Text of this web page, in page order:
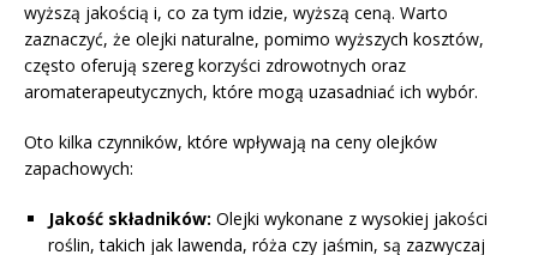
wyższą jakością i, co za tym idzie, wyższą ceną. Warto
zaznaczyć, że olejki naturalne, pomimo wyższych kosztów,
często oferują szereg korzyści zdrowotnych oraz
aromaterapeutycznych, które mogą uzasadniać ich wybór.
Oto kilka czynników, które wpływają na ceny olejków
zapachowych:
Jakość składników: Olejki wykonane z wysokiej jakości
roślin, takich jak lawenda, róża czy jaśmin, są zazwyczaj